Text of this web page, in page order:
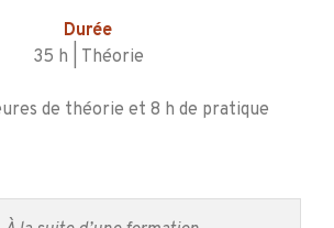
Durée
35 h | Théorie
de théorie et 8 h de pratique